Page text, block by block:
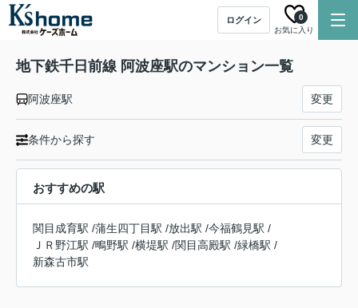
ログイン
お気に入り
0
地下鉄千日前線 阿波座駅のマンション一覧
阿波座駅 変更
条件から探す 変更
おすすめの駅
関目成育駅 /蒲生四丁目駅 /放出駅 /今福鶴見駅 /
ＪＲ野江駅 /鴫野駅 /横堤駅 /関目高殿駅 /緑橋駅 /
新森古市駅